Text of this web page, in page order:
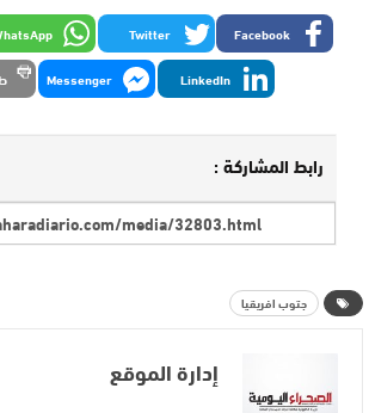
Facebook
Twitter
LinkedIn
Messenger
رابط المشاركة :
جتوب افريقيا
إدارة الموقع